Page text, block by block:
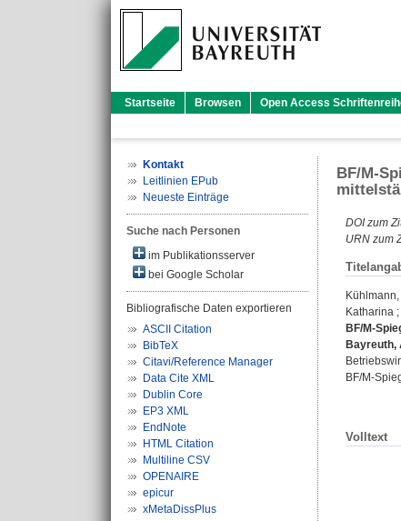
Startseite Browsen Open Access
Kontakt
Leitlinien EPub
Neueste Einträge
Suche nach Personen
im Publikationsserver
bei Google Scholar
Bibliografische Daten exportieren
ASCII Citation
BibTeX
Citavi/Reference Manager
Data Cite XML
Dublin Core
EP3 XML
EndNote
HTML Citation
Multiline CSV
OPENAIRE
epicur
xMetaDissPlus
BF/M-
DOI zum
URN zum
Kühlmann,
Katharina ;
BF/M-
Bayreuth,
BF/M-
Volltext